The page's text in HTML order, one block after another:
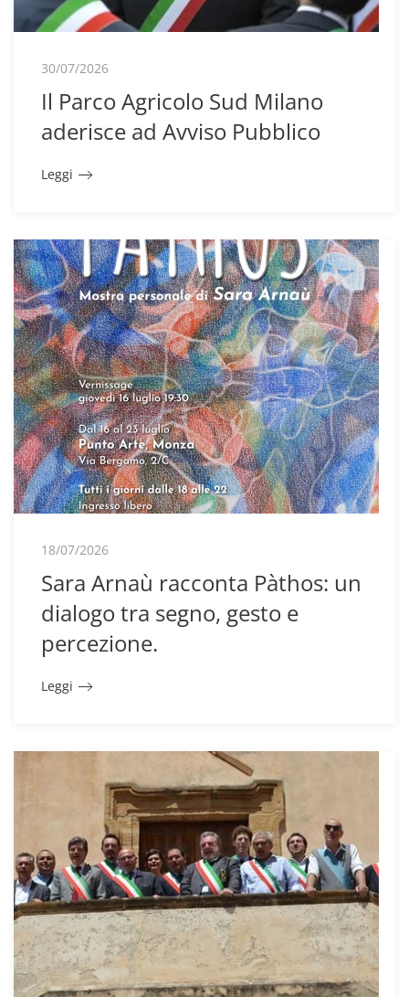
30/07/2026
Il Parco Agricolo Sud Milano
aderisce ad Avviso Pubblico
Leggi
18/07/2026
Sara Arnaù racconta Pàthos: un
dialogo tra segno, gesto e
percezione.
Leggi